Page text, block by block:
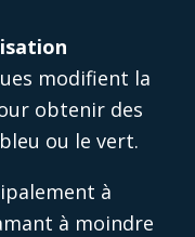
modifient la
obtenir des
ou le vert.
à
à moindre